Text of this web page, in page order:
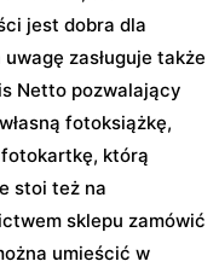
jest dobra dla
zasługuje także
Netto pozwalający
fotoksiążkę,
którą
stoi też na
sklepu zamówić
umieścić w